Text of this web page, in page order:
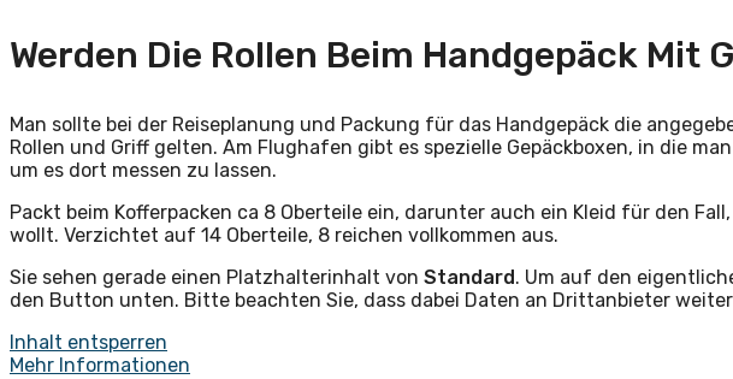
Werden Die Rollen Beim Handgepäck Mit
Man sollte bei der Reiseplanung und Packung für das Handgepäck die
Rollen und Griff gelten. Am Flughafen gibt es spezielle Gepäckboxen, in die
um es dort messen zu lassen.
Packt beim Kofferpacken ca 8 Oberteile ein, darunter auch ein Kleid für den
wollt. Verzichtet auf 14 Oberteile, 8 reichen vollkommen aus.
Sie sehen gerade einen Platzhalterinhalt von Standard . Um auf den
den Button unten. Bitte beachten Sie, dass dabei Daten an Drittanbieter
Inhalt entsperren
Mehr Informationen